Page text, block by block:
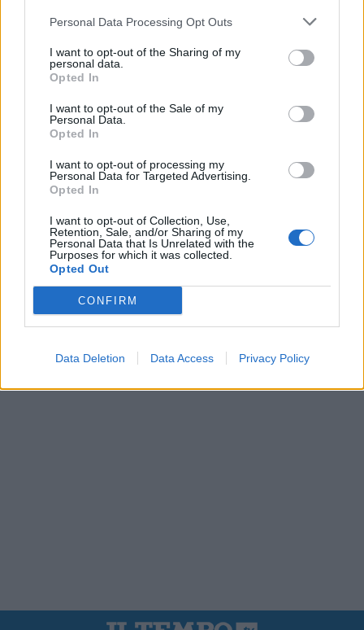
Personal Data Processing Opt Outs
I want to opt-out of the Sharing of my
personal data.
Opted In
I want to opt-out of the Sale of my
Personal Data.
Opted In
I want to opt-out of processing my
Personal Data for Targeted Advertising.
Opted In
I want to opt-out of Collection, Use,
Retention, Sale, and/or Sharing of my
Personal Data that Is Unrelated with the
Purposes for which it was collected.
Opted Out
CONFIRM
Data Deletion Data Access Privacy Policy